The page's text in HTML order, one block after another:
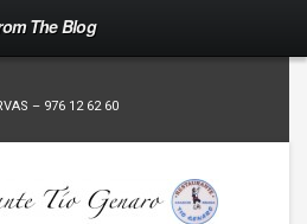
The Blog
– 976 12 62 60